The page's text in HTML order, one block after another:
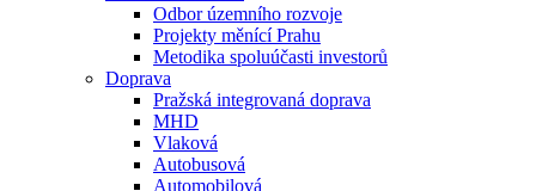
Odbor územního rozvoje
Projekty měnící Prahu
Metodika spoluúčasti investorů
Doprava
Pražská integrovaná doprava
MHD
Vlaková
Autobusová
Automobilová